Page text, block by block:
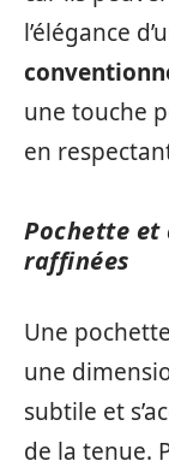
l’élégance
une touche
en
Pochette et
raffinées
Une
une
subtile et
de la tenue.